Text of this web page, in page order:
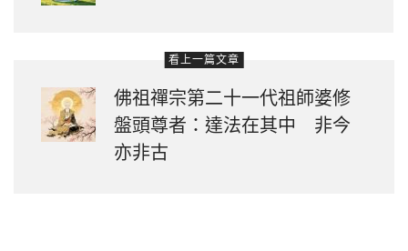
看上一篇文章
佛祖禪宗第二十一代祖師婆修
盤頭尊者：達法在其中 非今
亦非古